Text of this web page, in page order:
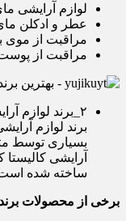
لوازم آرایشی
عطر و ادکلن
مراقبت از موی
مراقبت از
۲_برند لوازم
برند لوازم
بسیاری توسط
آرایشی
ساخته شده است
برخی از محصولات برند